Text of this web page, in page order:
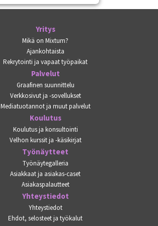
Yritys
Mikä on Mixtum?
Ajankohtaista
Rekrytointi ja vapaat työpaikat
Palvelut
Graafinen suunnittelu
Verkkosivut ja -sovellukset
Mediatuotannot ja muut palvelut
Koulutus
Koulutus ja konsultointi
Velhon kurssit ja -käsikirjat
Työnäytteet
Työnäytegalleria
Asiakkaat ja asiakas-caset
Asiakaspalautteet
Yhteystiedot
Yhteystiedot
Ehdot, selosteet ja työkalut